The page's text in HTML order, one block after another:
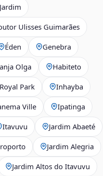
Ulisses Guimarães
Éden Genebra
Olga Habiteto
Park Inhayba
Ville Ipatinga
Itavuvu Jardim Abaeté
Jardim Alegria
Jardim Altos do Itavuvu